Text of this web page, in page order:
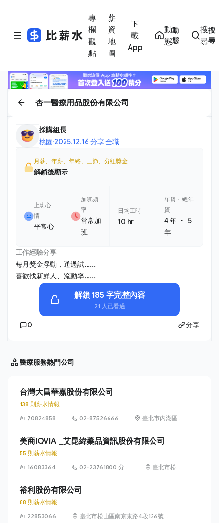
專
欄
觀
點
薪
資
地
圖
下
載
App
動
態
動
態
搜
尋
搜
尋
杏一醫療用品股份有限公司
採購組長
桃園·2025.12.16 分享·全職
月薪、年薪、年終、三節、分紅獎金
解鎖後顯示
上班心
情
平常心
加班頻
率
常常加
班
日均工時
10 hr
年資・總年
資
4 年 ・5
年
工作經驗分享
每月獎金浮動，通過試......
喜歡找新鮮人、流動率......
解鎖 185 字完整內容
21 人已看過
0 分享
醫療服務熱門公司
台灣大昌華嘉股份有限公司
138 則薪水情報
70824858
02-87526666
臺北市內湖區堤
巷20弄1、3、
5、7號10樓，
24、26號10樓
美商IQVIA _艾昆緯藥品資訊股份有限公司
55 則薪水情報
16083364
02-23761800 分
臺北市松山
裕利股份有限公司
88 則薪水情報
22853066
臺北市松山區南京東路4段126號